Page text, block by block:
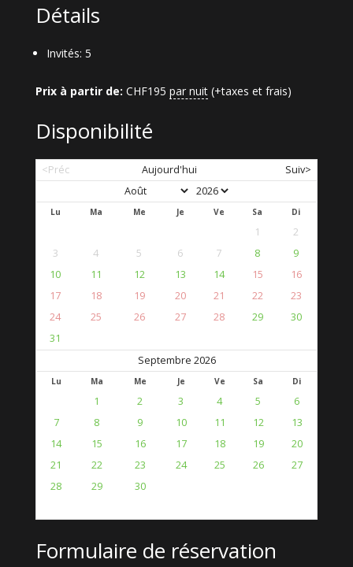
Détails
Invités: 5
Prix à partir de: CHF195 par nuit(+taxes et frais)
Disponibilité
<Préc Aujourd'hui Suiv>
Lu Ma Me Je Ve Sa Di
1
2
3
4 5 6 7 8
9
10
11 12 13 14 15
16
17
18 19 20 21 22
23
24
25 26 27 28 29
30
31
Septembre 2026
Lu Ma Me Je Ve Sa Di
1 2 3 4 5
6
7
8 9 10 11 12
13
14
15 16 17 18 19
20
21
22 23 24 25 26
27
28
29 30
Formulaire de réservation